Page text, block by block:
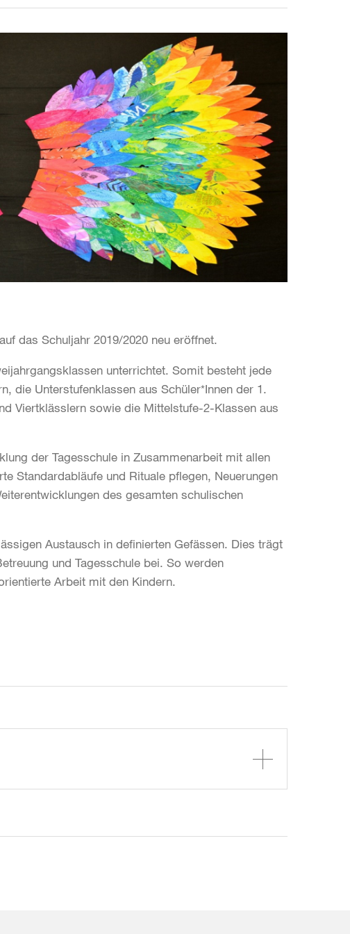
das Schuljahr 2019/2020 neu eröffnet.
unterrichtet. Somit besteht jede
die Unterstufenklassen aus Schüler*Innen der 1.
Viertklässlern sowie die Mittelstufe-2-Klassen aus
der Tagesschule in Zusammenarbeit mit allen
Standardabläufe und Rituale pflegen, Neuerungen
des gesamten schulischen
Austausch in definierten Gefässen. Dies trägt
und Tagesschule bei. So werden
Arbeit mit den Kindern.